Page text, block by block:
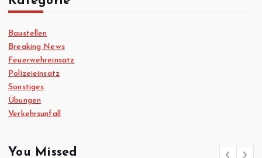
Baustellen
Breaking News
Feuerwehreinsatz
Polizeieinsatz
Sonstiges
Übungen
Verkehrsunfall
You Missed